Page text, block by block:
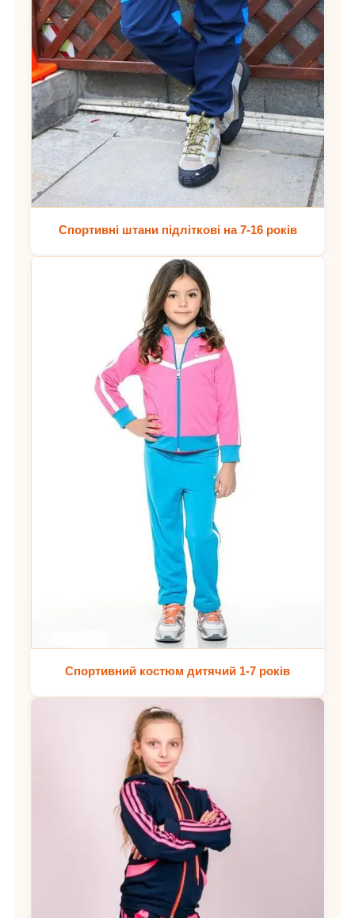
Спортивні штани підліткові на 7-16 років
Спортивний костюм дитячий 1-7 років